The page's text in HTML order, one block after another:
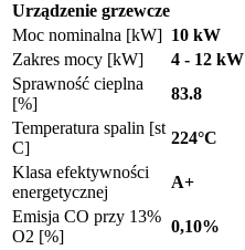
Urządzenie grzewcze
Moc nominalna [kW] 10 kW
Zakres mocy [kW]
4 - 12 kW
Sprawność cieplna
[%]
83.8
Temperatura spalin [st
C]
224°C
Klasa efektywności
energetycznej
A+
Emisja CO przy 13%
O2 [%]
0,10%